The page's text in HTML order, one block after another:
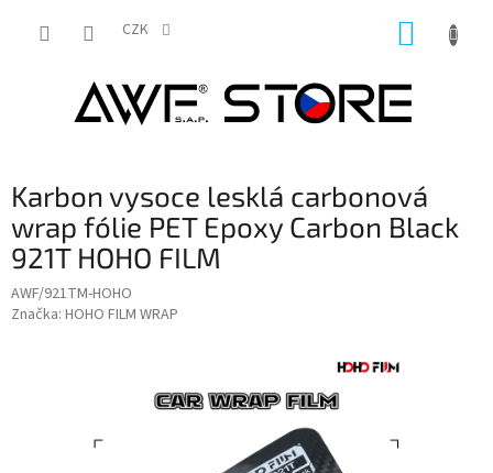
CZK
Karbon vysoce lesklá carbonová
wrap fólie PET Epoxy Carbon Black
921T HOHO FILM
AWF/921TM-HOHO
Značka: HOHO FILM WRAP